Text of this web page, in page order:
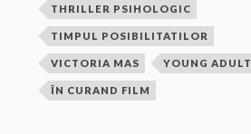
THRILLER PSIHOLOGIC
TIMPUL POSIBILITATILOR
VICTORIA MAS YOUNG ADULT
ÎN CURAND FILM